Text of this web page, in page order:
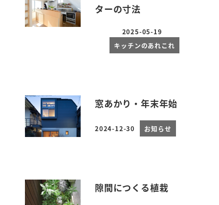
ターの寸法
投稿日
2025-05-19
キッチンのあれこれ
窓あかり・年末年始
投稿日
2024-12-30 お知らせ
隙間につくる植栽